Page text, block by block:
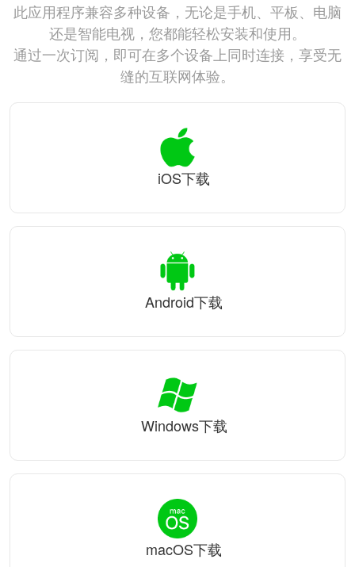
此应用程序兼容多种设备，无论是手机、平板、电脑
还是智能电视，您都能轻松安装和使用。
通过一次订阅，即可在多个设备上同时连接，享受无
缝的互联网体验。
iOS下载
Android下载
Windows下载
macOS下载